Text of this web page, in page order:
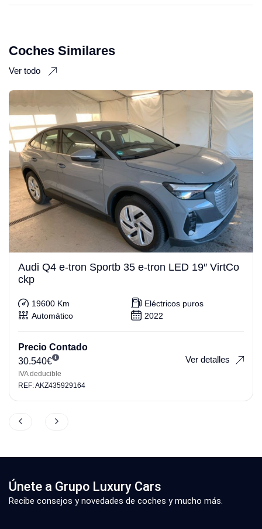
Coches Similares
Ver todo
Audi Q4 e-tron Sportb 35 e-tron LED 19″ VirtCo
ckp
19600 Km
Eléctricos puros
Automático
2022
Precio Contado
30.540€
IVA deducible
Ver detalles
REF: AKZ435929164
Únete a Grupo Luxury Cars
Recibe consejos y novedades de coches y mucho más.